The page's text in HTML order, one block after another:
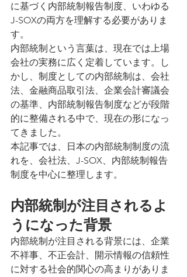
に基づく内部統制報告制度、いわゆる
J-SOXの両方を理解する必要がありま
す。
内部統制という言葉は、現在では上場
会社の実務に広く定着しています。し
かし、制度としての内部統制は、会社
法、金融商品取引法、企業会計審議会
の基準、内部統制報告制度などが段階
的に整備される中で、現在の形になっ
てきました。
本記事では、日本の内部統制制度の流
れを、会社法、J-SOX、内部統制報告
制度を中心に整理します。
内部統制が注目されるよ
うになった背景
内部統制が注目される背景には、企業
不祥事、不正会計、開示情報の信頼性
に対する社会的関心の高まりがありま